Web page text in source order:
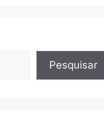
Pesquisar